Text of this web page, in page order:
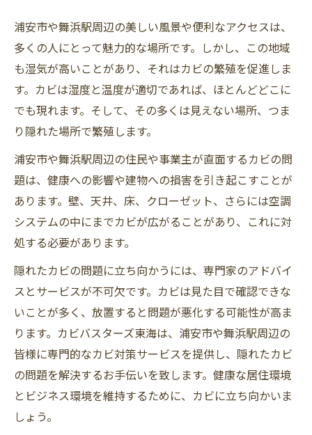
浦安市や舞浜駅周辺の美しい風景や便利なアクセスは、
多くの人にとって魅力的な場所です。しかし、この地域
も湿気が高いことがあり、それはカビの繁殖を促進しま
す。カビは湿度と温度が適切であれば、ほとんどどこに
でも現れます。そして、その多くは見えない場所、つま
り隠れた場所で繁殖します。
浦安市や舞浜駅周辺の住民や事業主が直面するカビの問
題は、健康への影響や建物への損害を引き起こすことが
あります。壁、天井、床、クローゼット、さらには空調
システムの中にまでカビが広がることがあり、これに対
処する必要があります。
隠れたカビの問題に立ち向かうには、専門家のアドバイ
スとサービスが不可欠です。カビは見た目で確認できな
いことが多く、放置すると問題が悪化する可能性が高ま
ります。カビバスターズ東海は、浦安市や舞浜駅周辺の
皆様に専門的なカビ対策サービスを提供し、隠れたカビ
の問題を解決するお手伝いを致します。健康な居住環境
とビジネス環境を維持するために、カビに立ち向かいま
しょう。